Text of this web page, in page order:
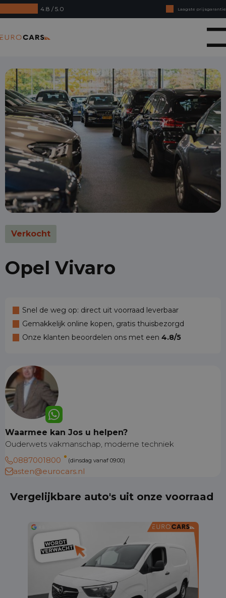
4.8 / 5.0
Laagste prijsgarantie
Online kopen, niet goed geld terug
Financial lease - Soepele acceptatie
Verkocht
Opel Vivaro
Snel de weg op: direct uit voorraad leverbaar
Gemakkelijk online kopen, gratis thuisbezorgd
Onze klanten beoordelen ons met een 4.8/5
Waarmee kan Jos u helpen?
Ouderwets vakmanschap, moderne techniek
0887001800
(dinsdag vanaf 09:00)
asten@eurocars.nl
Vergelijkbare auto's uit onze voorraad